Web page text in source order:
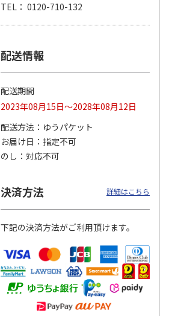
『ジョジョの奇妙な
冒険 スターダスト
クルセイダース』
3,300円
(送料別・税込)
3,300円
(送料別・税込)
TEL： 0120-710-132
配送情報
配送期間
2023年08月15日～2028年08月12日
配送方法
ゆうパケット
お届け日
指定不可
のし
対応不可
決済方法 詳細はこちら
下記の決済方法がご利用頂けます。